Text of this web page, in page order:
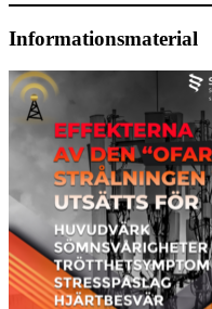
Informationsmaterial